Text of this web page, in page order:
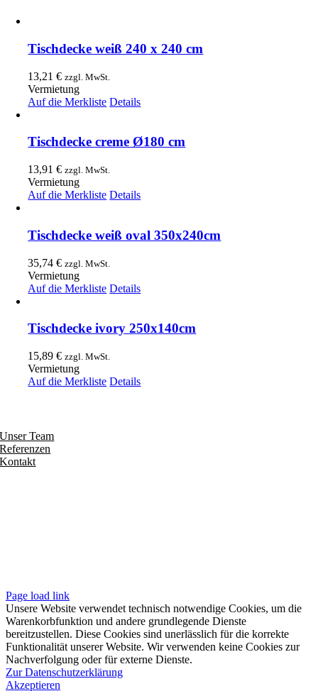
Tischdecke weiß 240 x 240 cm
13,21€ zzgl. MwSt.
Vermietung
Auf die Merkliste Details
Tischdecke creme Ø180 cm
13,91€ zzgl. MwSt.
Vermietung
Auf die Merkliste Details
Tischdecke weiß oval 350x240cm
35,74€ zzgl. MwSt.
Vermietung
Auf die Merkliste Details
Tischdecke ivory 250x140cm
15,89€ zzgl. MwSt.
Vermietung
Auf die Merkliste Details
Unser Team
Referenzen
Kontakt
Page load link
Unsere Website verwendet technisch notwendige Cookies, um die
Warenkorbfunktion und andere grundlegende Dienste
bereitzustellen. Diese Cookies sind unerlässlich für die korrekte
Funktionalität unserer Website. Wir verwenden keine Cookies zur
Nachverfolgung oder für externe Dienste.
Zur Datenschutzerklärung
Akzeptieren